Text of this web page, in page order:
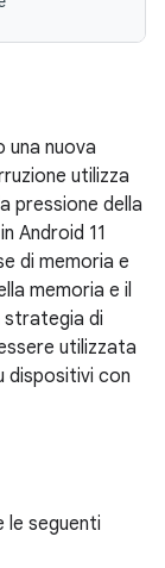
una nuova
utilizza
pressione della
in Android 11
di memoria e
memoria e il
strategia di
utilizzata
dispositivi con
le seguenti